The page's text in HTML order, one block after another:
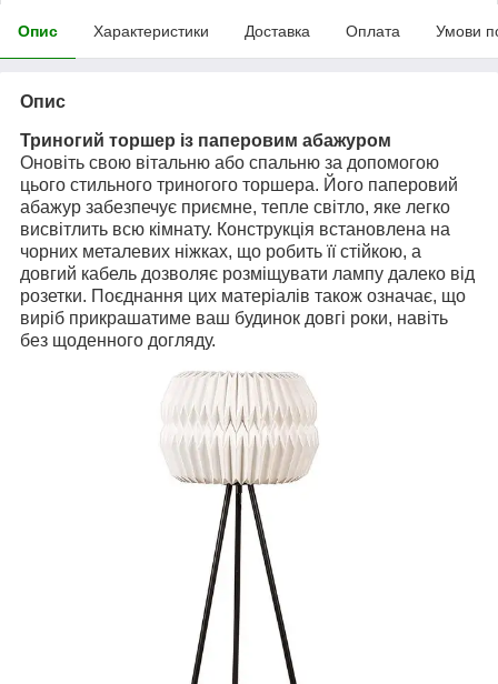
Опис Характеристики Доставка Оплата Умови
Опис
Триногий торшер із паперовим абажуром
Оновіть свою вітальню або спальню за допомогою
цього стильного триногого торшера. Його паперовий
абажур забезпечує приємне, тепле світло, яке легко
висвітлить всю кімнату. Конструкція встановлена ​​на
чорних металевих ніжках, що робить її стійкою, а
довгий кабель дозволяє розміщувати лампу далеко від
розетки. Поєднання цих матеріалів також означає, що
виріб прикрашатиме ваш будинок довгі роки, навіть
без щоденного догляду.